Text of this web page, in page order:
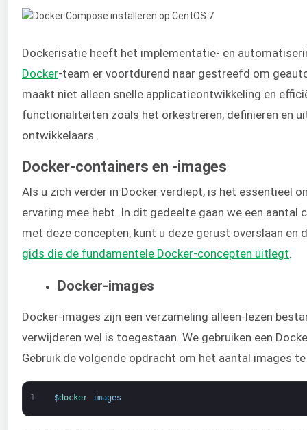
Dockerisatie heeft het implementatie- en
Docker-team er voortdurend naar gestreefd om
maakt niet alleen snelle applicatieontwikkeling en
functionaliteiten zoals het orkestreren, definiëren en
ontwikkelaars.
Docker-containers en -images
Als u zich verder in Docker verdiept, is het essentieel
ervaring mee hebt. In dit gedeelte gaan we een
met deze concepten, kunt u deze gerust overslaan en
gids die de fundamentele Docker-concepten uitlegt.
Docker-images
Docker-images zijn een verzameling alleen-lezen
verwijderen wel is toegestaan. We gebruiken een
Gebruik de volgende opdracht om het aantal images
1 $docker images